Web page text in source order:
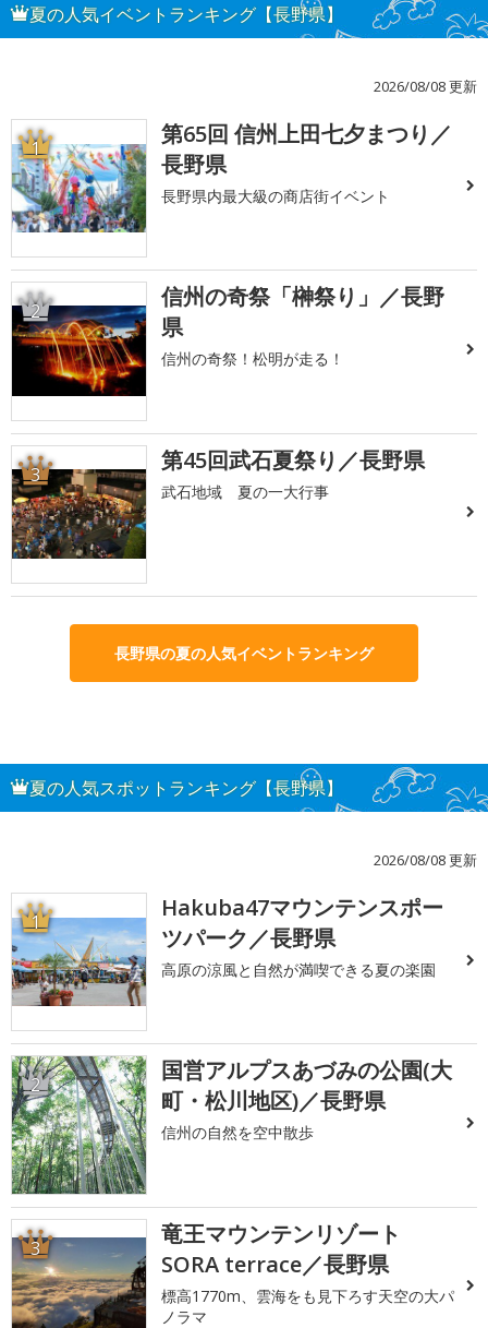
夏の人気イベントランキング【長野県】
2026/08/08 更新
1
第65回 信州上田七夕まつり／
長野県
長野県内最大級の商店街イベント
2
信州の奇祭「榊祭り」／長野
県
信州の奇祭！松明が走る！
3 第45回武石夏祭り／長野県
武石地域 夏の一大行事
長野県の夏の人気イベントランキング
夏の人気スポットランキング【長野県】
2026/08/08 更新
1
Hakuba47マウンテンスポー
ツパーク／長野県
高原の涼風と自然が満喫できる夏の楽園
2
国営アルプスあづみの公園(大
町・松川地区)／長野県
信州の自然を空中散歩
3
竜王マウンテンリゾート
SORA terrace／長野県
標高1770m、雲海をも見下ろす天空の大パ
ノラマ